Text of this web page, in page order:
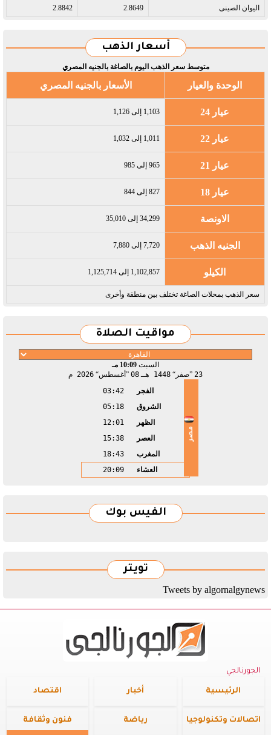
اليوان الصينى​ 2.8649
2.8842
أسعار الذهب
متوسط سعر الذهب اليوم بالصاغة بالجنيه المصري
الوحدة والعيار الأسعار بالجنيه المصري
عيار 24 1,103 إلى 1,126
عيار 22 1,011 إلى 1,032
عيار 21 965 إلى 985
عيار 18 827 إلى 844
الاونصة 34,299 إلى 35,010
الجنيه الذهب 7,720 إلى 7,880
الكيلو 1,102,857 إلى 1,125,714
سعر الذهب بمحلات الصاغة تختلف بين منطقة وأخرى
مواقيت الصلاة
السبت 10:09 مـ
23 صفر 1448 هـ 08 أغسطس 2026 م
مصر
الفجر
03:42
الشروق
05:18
الظهر
12:01
العصر
15:38
المغرب
18:43
العشاء
20:09
الفيس بوك
تويتر
Tweets by algornalgynews
الجورنالجي
الرئيسية أخبار اقتصاد
اتصالات وتكنولوجيا رياضة فنون وثقافة